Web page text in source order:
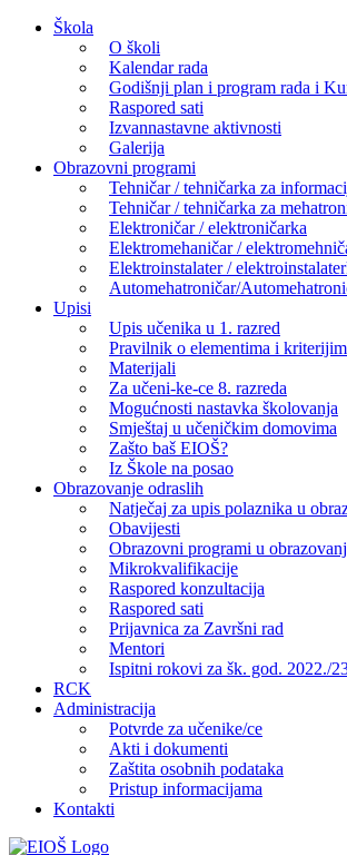
Skip
Škola
O školi
Kalendar rada
Godišnji plan i program rada i
Raspored sati
Izvannastavne aktivnosti
Galerija
Obrazovni programi
Tehničar / tehničarka za
Tehničar / tehničarka za
Elektroničar / elektroničarka
Elektromehaničar /
Elektroinstalater /
Automehatroničar/
Upisi
Upis učenika u 1. razred
Pravilnik o elementima i
Materijali
Za učeni-ke-ce 8. razreda
Mogućnosti nastavka školovanja
Smještaj u učeničkim domovima
Zašto baš EIOŠ?
Iz Škole na posao
Obrazovanje odraslih
Natječaj za upis polaznika u
Obavijesti
Obrazovni programi u
Mikrokvalifikacije
Raspored konzultacija
Raspored sati
Prijavnica za Završni rad
Mentori
Ispitni rokovi za šk. god. 2022./
RCK
Administracija
Potvrde za učenike/ce
Akti i dokumenti
Zaštita osobnih podataka
Pristup informacijama
Kontakti
Facebook
YouTube
X
Pinterest